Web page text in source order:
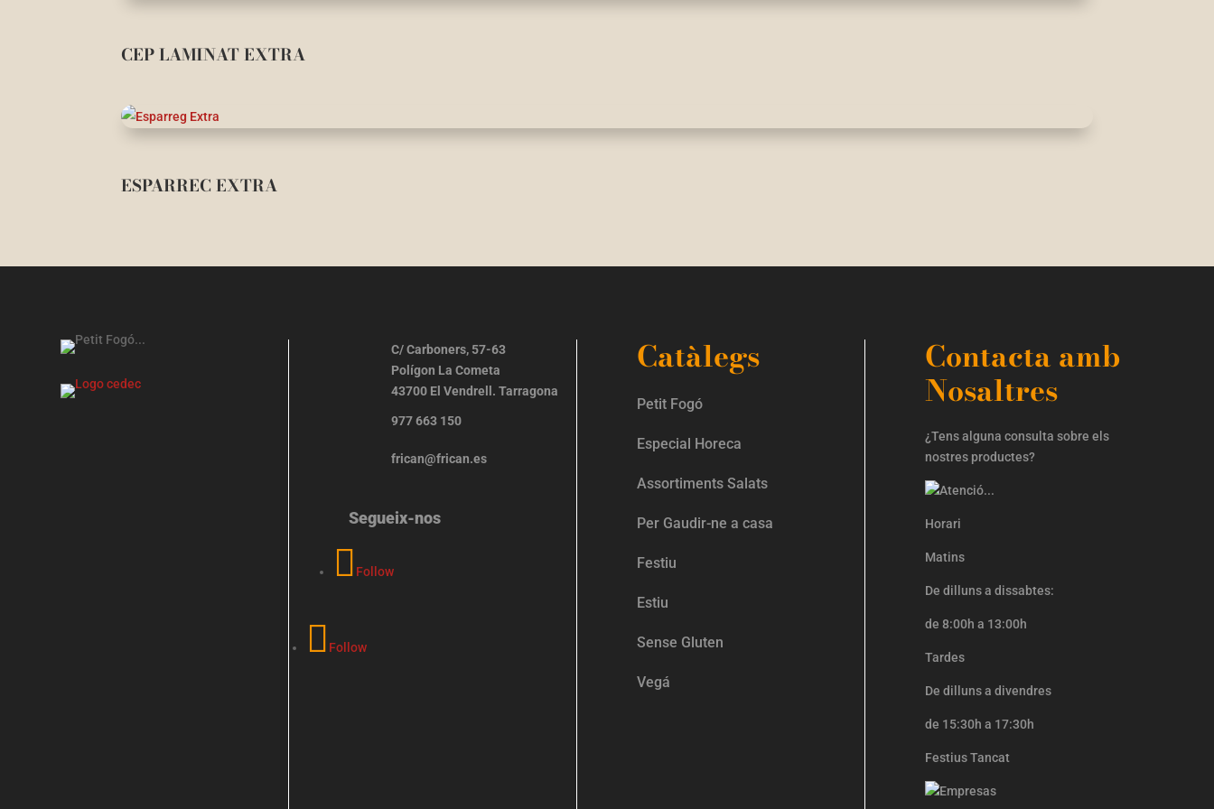
CEP LAMINAT EXTRA
ESPARREC EXTRA
C/ Carboners, 57-63
Polígon La Cometa
43700 El Vendrell. Tarragona
977 663 150
frican@frican.es
Segueix-nos
Follow
Follow
Catàlegs
Petit Fogó
Especial Horeca
Assortiments Salats
Per Gaudir-ne a casa
Festiu
Estiu
Sense Gluten
Vegá
Contacta amb
Nosaltres
¿Tens alguna consulta sobre els
nostres productes?
Horari
Matins
De dilluns a dissabtes:
de 8:00h a 13:00h
Tardes
De dilluns a divendres
de 15:30h a 17:30h
Festius Tancat